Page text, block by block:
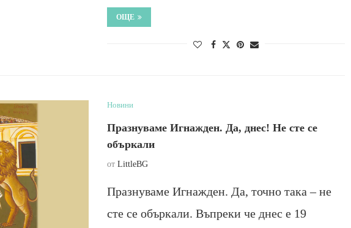
ОЩЕ
Новини
Празнуваме Игнажден. Да, днес! Не сте се
объркали
от LittleBG
Празнуваме Игнажден. Да, точно така – не
сте се объркали. Въпреки че днес е 19